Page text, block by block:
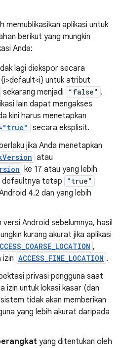
memublikasikan aplikasi untuk
berikut yang mungkin
Anda:
lagi diekspor secara
untuk atribut
sekarang menjadi “false" .
lain dapat mengakses
kini harus menetapkan
secara eksplisit.
jika Anda menetapkan
atau
ke 17 atau yang lebih
defaultnya tetap
“true"
4.2 dan yang lebih
versi Android sebelumnya, hasil
kurang akurat jika aplikasi
,
ACCESS_FINE_LOCATION .
privasi pengguna saat
izin untuk lokasi kasar (dan
tidak akan memberikan
yang lebih akurat daripada
yang ditentukan oleh